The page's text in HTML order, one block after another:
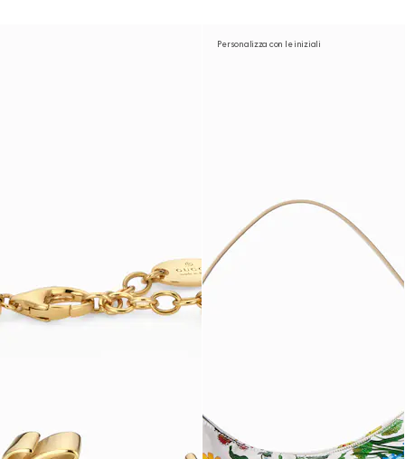
Personalizza con le iniziali